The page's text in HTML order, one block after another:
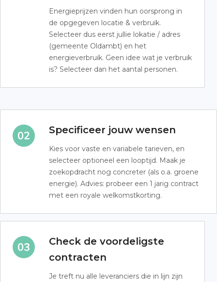
Energieprijzen vinden hun oorsprong in
de opgegeven locatie & verbruik.
Selecteer dus eerst jullie lokatie / adres
(gemeente Oldambt) en het
energieverbruik. Geen idee wat je verbruik
is? Selecteer dan het aantal personen.
Specificeer jouw wensen
Kies voor vaste en variabele tarieven, en
selecteer optioneel een looptijd. Maak je
zoekopdracht nog concreter (als o.a. groene
energie). Advies: probeer een 1 jarig contract
met een royale welkomstkorting.
Check de voordeligste
contracten
Je treft nu alle leveranciers die in lijn zijn